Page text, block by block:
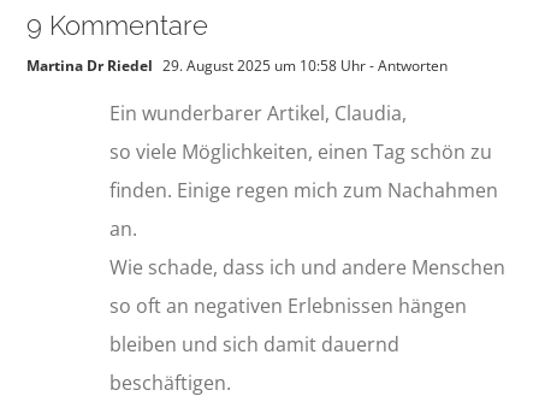
9 Kommentare
Martina Dr Riedel 29. August 2025 um 10:58 Uhr- Antworten
Ein wunderbarer Artikel, Claudia,
so viele Möglichkeiten, einen Tag schön zu
finden. Einige regen mich zum Nachahmen
an.
Wie schade, dass ich und andere Menschen
so oft an negativen Erlebnissen hängen
bleiben und sich damit dauernd
beschäftigen.